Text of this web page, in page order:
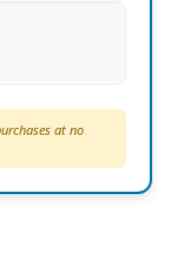
at no